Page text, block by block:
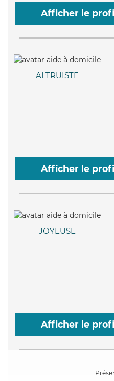
Afficher le profil
ALTRUISTE
Afficher le profil
JOYEUSE
Afficher le profil